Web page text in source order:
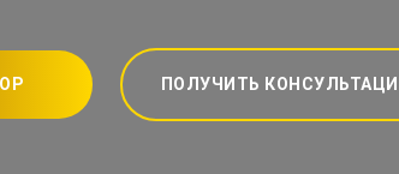
ПОЛУЧИТЬ